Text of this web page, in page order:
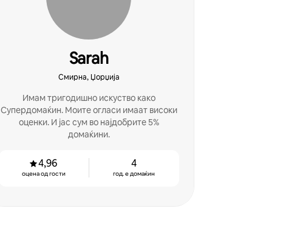
Sarah
Смирна, Џорџија
Имам тригодишно искуство како
Супердомаќин. Моите огласи имаат високи
оценки. И јас сум во најдобрите 5%
домаќини.
4,96
оцена од гости
4
год. е домаќин